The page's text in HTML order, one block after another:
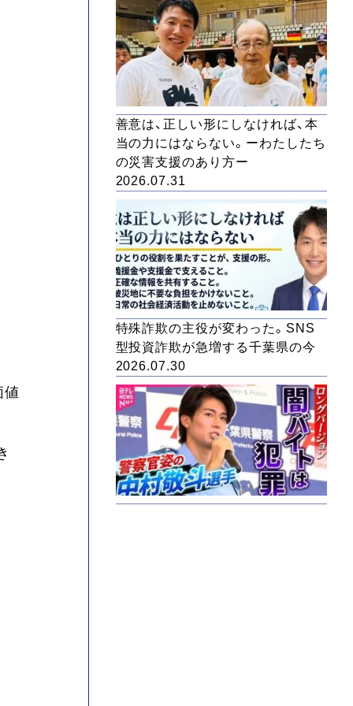
値
善意は、正しい形にしなければ、本
当の力にはならない。ーわたしたち
の災害支援のあり方ー
2026.07.31
特殊詐欺の主役が変わった。SNS
型投資詐欺が急増する千葉県の今
2026.07.30